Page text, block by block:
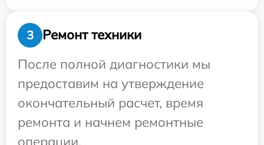
3
Ремонт техники
После полной диагностики мы
предоставим на утверждение
окончательный расчет, время
ремонта и начнем ремонтные
операции.